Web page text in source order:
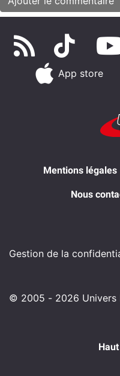
App store
Mentions légales
Nous
Gestion de la
© 2005 - 2026 Univers